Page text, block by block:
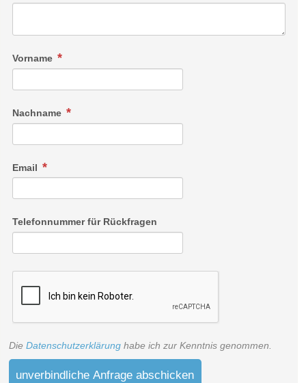
Vorname
Nachname
Email
Telefonnummer für Rückfragen
Die Datenschutzerklärung habe ich zur Kenntnis genommen.
unverbindliche Anfrage abschicken